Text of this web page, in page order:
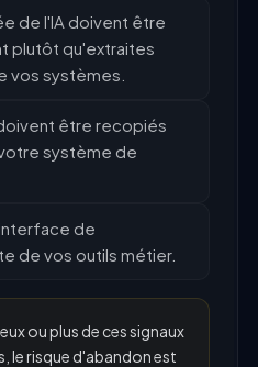
de l'IA doivent être
plutôt qu'extraites
vos systèmes.
être recopiés
système de
de
de vos outils métier.
ou plus de ces signaux
le risque d'abandon est